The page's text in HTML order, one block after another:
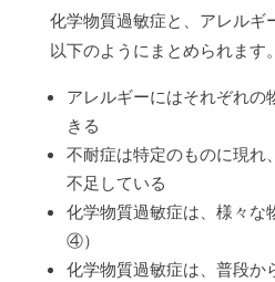
化学物質過敏症と、アレルギ
以下のようにまとめられます。
アレルギーにはそれぞれの
きる
不耐症は特定のものに現れ
不足している
化学物質過敏症は、様々な
④）
化学物質過敏症は、普段か